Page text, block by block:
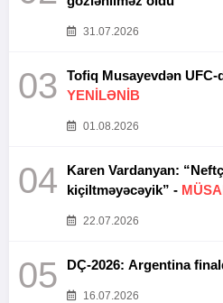
31.07.2026
03
YENİLƏNİB
01.08.2026
04
Karen Vardanyan:
kiçiltməyəcəyik” -
22.07.2026
05 DÇ-2026: Argentina
16.07.2026